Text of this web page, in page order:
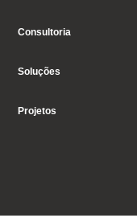
Consultoria
Soluções
Projetos